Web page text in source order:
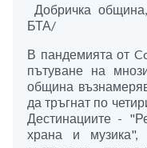
Добричка
БТА/
В пандемията от
пътуване на
община
да тръгнат по
Дестинациите -
храна и музика",